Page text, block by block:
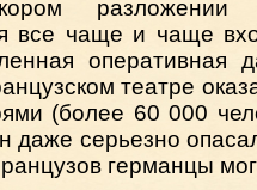
разложении
все чаще и чаще
оперативная
театре
(более 60 000
даже серьезно
германцы